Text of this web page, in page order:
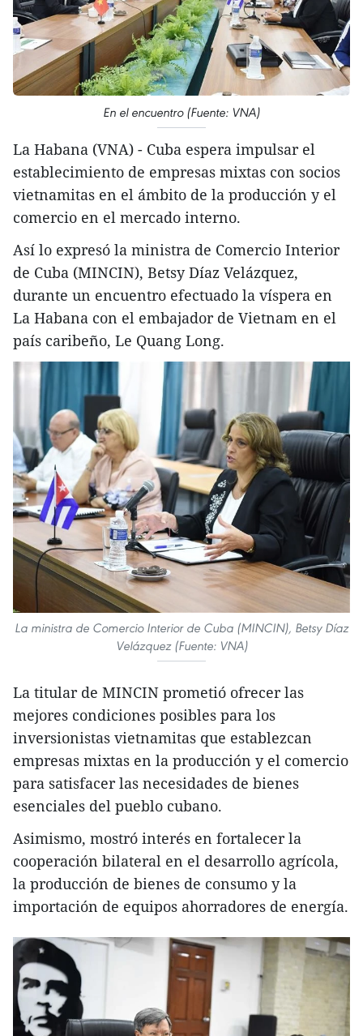
En el encuentro (Fuente: VNA)
La Habana (VNA) - Cuba espera impulsar el
establecimiento de empresas mixtas con socios
vietnamitas en el ámbito de la producción y el
comercio en el mercado interno.
Así lo expresó la ministra de Comercio Interior
de Cuba (MINCIN), Betsy Díaz Velázquez,
durante un encuentro efectuado la víspera en
La Habana con el embajador de Vietnam en el
país caribeño, Le Quang Long.
La ministra de Comercio Interior de Cuba (MINCIN), Betsy Díaz
Velázquez (Fuente: VNA)
La titular de MINCIN prometió ofrecer las
mejores condiciones posibles para los
inversionistas vietnamitas que establezcan
empresas mixtas en la producción y el comercio
para satisfacer las necesidades de bienes
esenciales del pueblo cubano.
Asimismo, mostró interés en fortalecer la
cooperación bilateral en el desarrollo agrícola,
la producción de bienes de consumo y la
importación de equipos ahorradores de energía.